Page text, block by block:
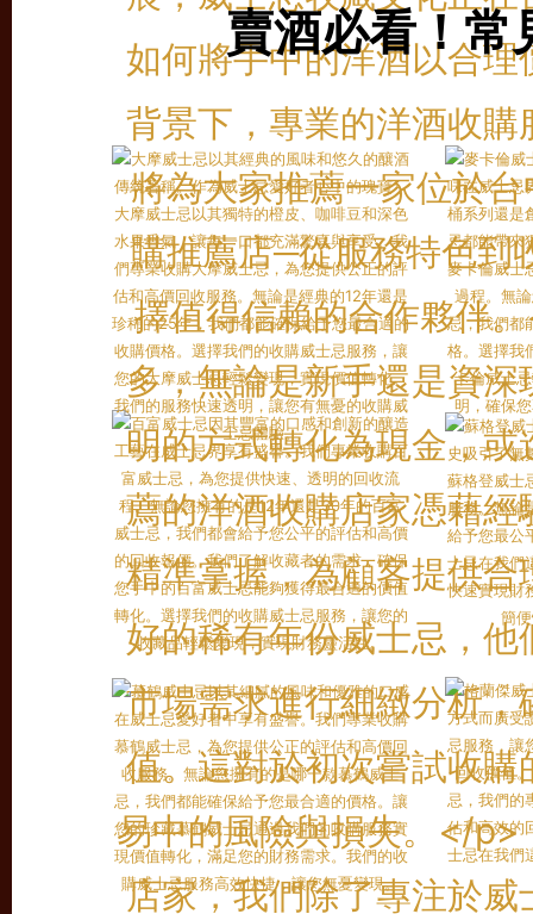
賣酒必看！常